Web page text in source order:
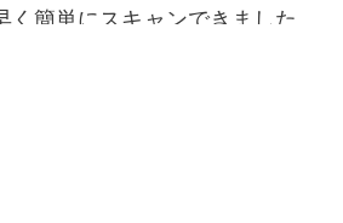
簡単にスキャンできました。